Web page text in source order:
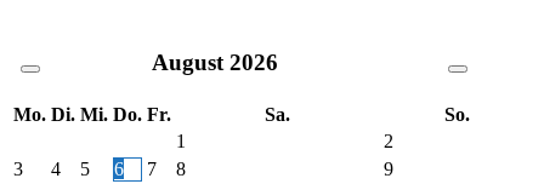
August 2026
Mo. Di. Mi. Do. Fr. Sa.
So.
1
2
3
4 5 6 7 8 9